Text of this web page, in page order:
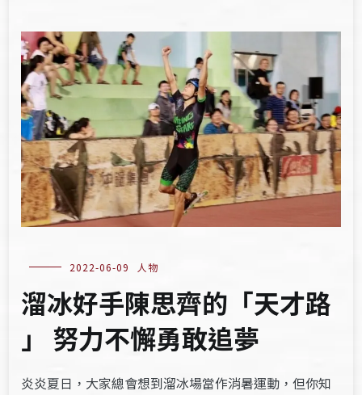
2022-06-09 人物
溜冰好手陳思齊的「天才路
」 努力不懈勇敢追夢
炎炎夏日，大家總會想到溜冰場當作消暑運動，但你知